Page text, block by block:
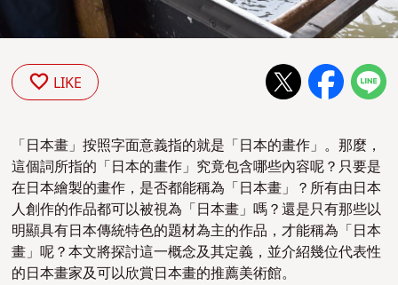
LIKE
「日本畫」按照字面意義指的就是「日本的畫作」。那麼，
這個詞所指的「日本的畫作」究竟包含哪些內容呢？只要是
在日本繪製的畫作，是否都能稱為「日本畫」？所有由日本
人創作的作品都可以被視為「日本畫」嗎？還是只有那些以
明顯具有日本傳統特色的題材為主的作品，才能稱為「日本
畫」呢？本文將探討這一概念及其定義，並介紹幾位代表性
的日本畫家及可以欣賞日本畫的推薦美術館。